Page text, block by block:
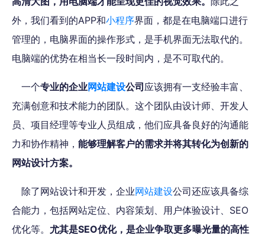
外，我们看到的APP和小程序界面，都是在电脑端口进行
管理的，电脑界面的操作形式，是手机界面无法取代的。
电脑端的优势在相当长一段时间内，是不可取代的。
一个专业的企业网站建设公司应该拥有一支经验丰富、
充满创意和技术能力的团队。这个团队由设计师、开发人
员、项目经理等专业人员组成，他们应具备良好的沟通能
力和协作精神， 能够理解客户的需求并将其转化为创新的
网站设计方案。
除了网站设计和开发，企业网站建设公司还应该具备综
合能力，包括网站定位、内容策划、用户体验设计、SEO
优化等。 尤其是SEO优化，是企业争取更多曝光量的高性